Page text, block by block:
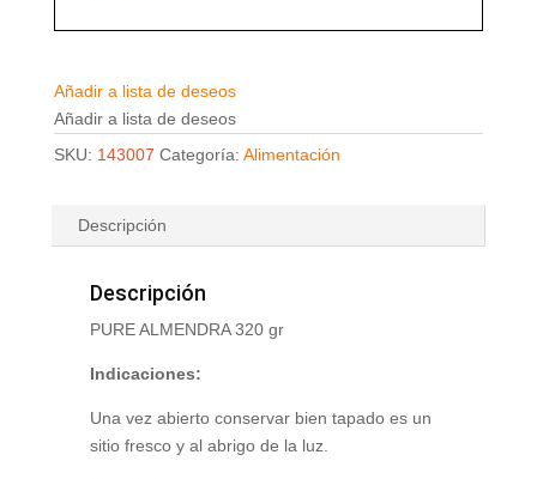
Añadir a lista de deseos
Añadir a lista de deseos
SKU: 143007 Categoría: Alimentación
Descripción
Descripción
PURE ALMENDRA 320 gr
Indicaciones:
Una vez abierto conservar bien tapado es un
sitio fresco y al abrigo de la luz.